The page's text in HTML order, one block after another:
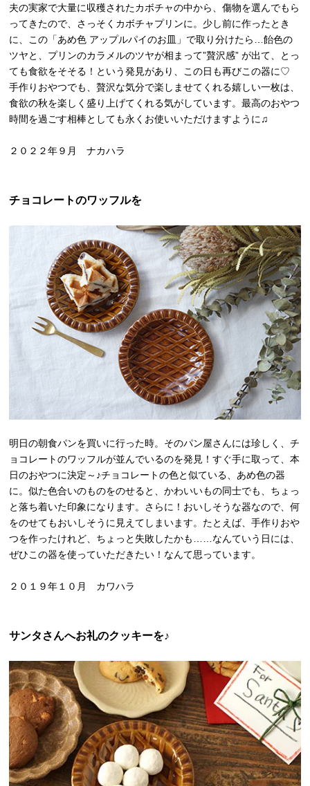
夫の実家で大量に収穫されたカボチャの中から、傷物を選んでもら
ってきたので、さっそくカボチャプリンに。少し前に作ったとき
に、この「あめ色 アップルパイのお皿」で取り分けたら…飴色の
ツヤと、プリンのカラメルのツヤが相まって”贅沢感” が出て、とっ
ても食欲をそそる！という発見があり、この日も再びこの器に♡
手作りおやつでも、贅沢な気分で楽しませてくれる嬉しい一枚は、
食欲の秋を楽しく盛り上げてくれる気がしています。最高のおやつ
時間を過ごす相棒としても永くお使いいただけますように♫
２０２２年９月 ナカハラ
チョコレートのワッフルを
明日の朝食パンを買いに行った時。そのパン屋さんには珍しく、チ
ョコレートのワッフルが並んでいるのを発見！すぐ手に取って、本
日のおやつに決定～♪チョコレートの色と似ている、あめ色の器
に。似た色合いのものをのせると、かわいいもの同士でも、ちょっ
と落ち着いた印象になります。さらに！おいしそうな器なので、何
をのせてもおいしそうに見えてしまいます。たとえば、手作りおや
つを作ったけれど、ちょっと失敗したかも……なんていう日には、
ぜひこの器を使っていただきたい！なんて思っています。
２０１９年１０月 カワハラ
サンタさんへお礼のクッキーを♪